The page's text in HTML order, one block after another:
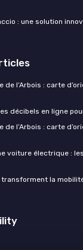
: une solution
de l’Arbois : carte
décibels en ligne
de l’Arbois : carte
voiture électrique :
la